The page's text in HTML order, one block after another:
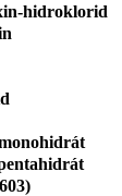
hidroklorid